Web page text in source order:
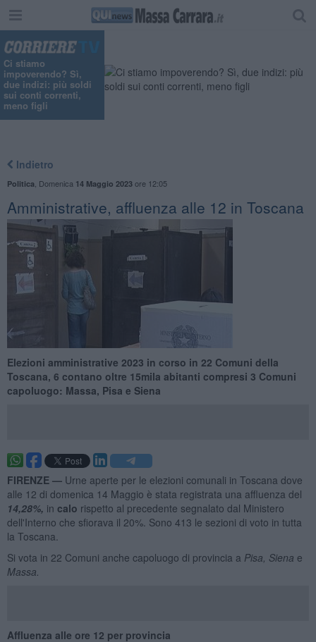
Ci stiamo
impoverendo? Sì,
due indizi: più soldi
sui conti correnti,
meno figli
Indietro
Politica Domenica 14 Maggio 2023ore 12:05
Amministrative, affluenza alle 12 in Toscana
Elezioni amministrative 2023 in corso in 22 Comuni della
Toscana, 6 contano oltre 15mila abitanti compresi 3 Comuni
capoluogo: Massa, Pisa e Siena ​
FIRENZE — Urne aperte per le elezioni comunali in Toscana dove
alle 12 di domenica 14 Maggio è stata registrata una affluenza del
14,28%, in calo rispetto al precedente segnalato dal Ministero
dell'Interno che sfiorava il 20%. Sono 413 le sezioni di voto in tutta
la Toscana.
Si vota in 22 Comuni anche capoluogo di provincia a Pisa, Siena e
Massa.
Affluenza alle ore 12 per provincia